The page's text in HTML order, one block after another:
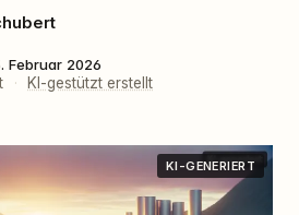
Februar 2026
· KI-gestützt erstellt
KI-GENERIERT